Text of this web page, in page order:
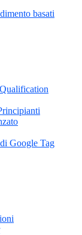
basati
Google Tag